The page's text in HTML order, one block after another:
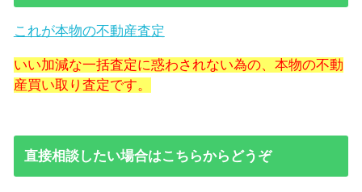
これが本物の不動産査定
いい加減な一括査定に惑わされない為の、本物の不動
産買い取り査定です。
直接相談したい場合はこちらからどうぞ